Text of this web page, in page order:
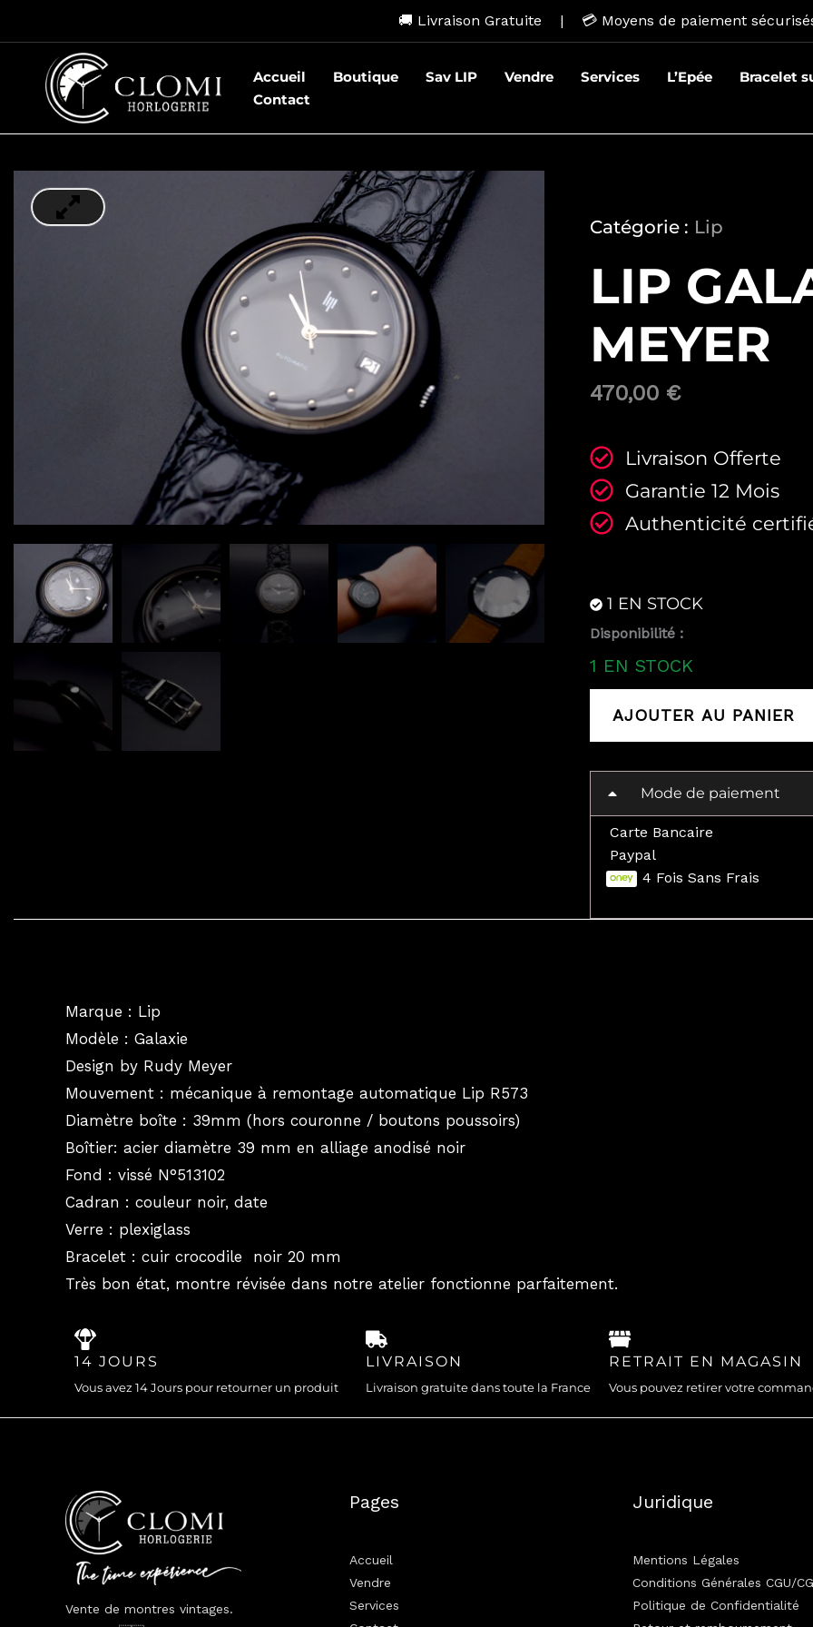
contenu
🚚 Livraison Gratuite | 💳 Moyens de paiement
Accueil Boutique Sav LIP Vendre Services L’Epée
Bracelet
Contact
Catégorie : Lip
LIP
MEYER
470,00 €
Livraison Offerte
Garantie 12 Mois
Authenticité
1 EN STOCK
Disponibilité :
1 EN STOCK
quantité
Lip
Rudy
Meyer
AJOUTER AU PANIER
Mode de paiement
Carte Bancaire
Paypal
4 Fois Sans Frais
Marque : Lip
Modèle : Galaxie
Design by Rudy Meyer
Mouvement : mécanique à remontage automatique Lip R573
Diamètre boîte : 39mm (hors couronne / boutons poussoirs)
Boîtier: acier diamètre 39 mm en alliage anodisé noir
Fond : vissé N°513102
Cadran : couleur noir, date
Verre : plexiglass
Bracelet : cuir crocodile noir 20 mm
Très bon état, montre révisée dans notre atelier fonctionne parfaitement.
14 JOURS
Vous avez 14 Jours pour retourner un produit
LIVRAISON
Livraison gratuite dans toute la France
RETRAIT EN MAGASIN
Vous pouvez retirer votre
Vente de montres vintages.
Pages
Accueil
Vendre
Services
Juridique
Mentions Légales
Conditions Générales CGU/
Politique de Confidentialité